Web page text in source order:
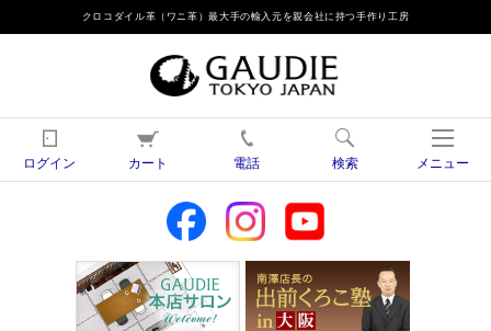
クロコダイル革（ワニ革）最大手の輸入元を親会社に持つ手作り工房
ログイン カート 電話 検索 メニュー